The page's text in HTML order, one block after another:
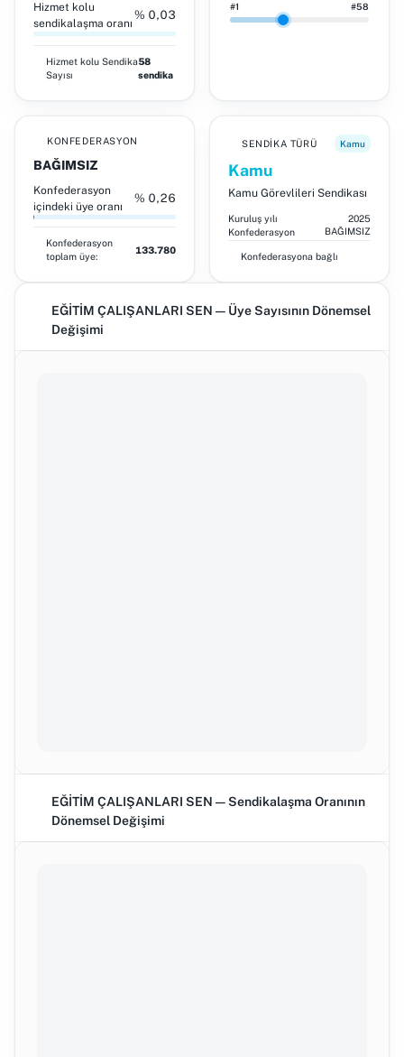
Hizmet kolu
sendikalaşma oranı
% 0,03
Hizmet kolu Sendika
Sayısı
58
sendika
#1 #58
KONFEDERASYON
BAĞIMSIZ
Konfederasyon
içindeki üye oranı
% 0,26
Konfederasyon
toplam üye:
133.780
SENDIKA TÜRÜ Kamu
Kamu
Kamu Görevlileri Sendikası
Kuruluş yılı
2025
Konfederasyon
BAĞIMSIZ
Konfederasyona bağlı
EĞİTİM ÇALIŞANLARI SEN — Üye Sayısının Dönemsel
Değişimi
EĞİTİM ÇALIŞANLARI SEN — Sendikalaşma Oranının
Dönemsel Değişimi